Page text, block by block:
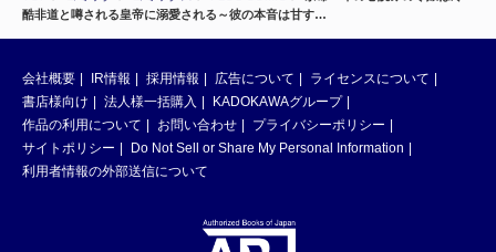
酷非道と噂される皇帝に溺愛される～彼の本音は甘す…
会社概要 IR情報 採用情報 広告について
ライセンスについて
書店様向け
法人様一括購入
KADOKAWAグループ
作品の利用について
お問い合わせ
プライバシーポリシー
サイトポリシー
Do Not Sell or Share My Personal Information
利用者情報の外部送信について